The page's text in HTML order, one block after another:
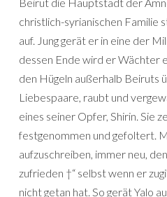
christlich-syrianischen Familie
auf. Jung gerät er in eine der
dessen Ende wird er Wächter
den Hügeln außerhalb Beiruts
Liebespaare, raubt und
eines seiner Opfer, Shirin. Sie
festgenommen und gefoltert.
aufzuschreiben, immer neu,
zufrieden †“ selbst wenn er
nicht getan hat. So gerät Yalo